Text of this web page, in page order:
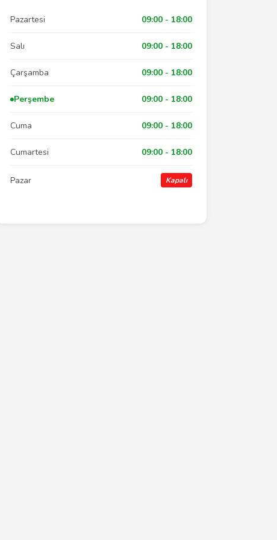
Pazartesi 09:00 - 18:00
Salı 09:00 - 18:00
Çarşamba 09:00 - 18:00
Perşembe 09:00 - 18:00
Cuma 09:00 - 18:00
Cumartesi 09:00 - 18:00
Pazar Kapalı